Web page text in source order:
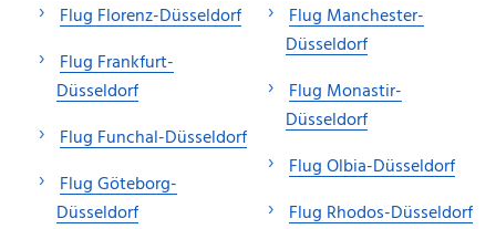
Flug Florenz-Düsseldorf
Flug Frankfurt-
Düsseldorf
Flug Funchal-Düsseldorf
Flug Göteborg-
Düsseldorf
Flug Manchester-
Düsseldorf
Flug Monastir-
Düsseldorf
Flug Olbia-Düsseldorf
Flug Rhodos-Düsseldorf